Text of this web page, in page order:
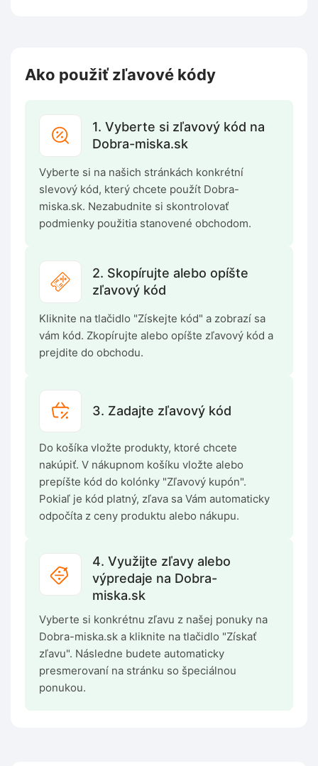
Ako použiť zľavové kódy
1. Vyberte si zľavový kód na
Dobra-miska.sk
Vyberte si na našich stránkách konkrétní
slevový kód, který chcete použít Dobra-
miska.sk. Nezabudnite si skontrolovať
podmienky použitia stanovené obchodom.
2. Skopírujte alebo opíšte
zľavový kód
Kliknite na tlačidlo "Získejte kód" a zobrazí sa
vám kód. Zkopírujte alebo opíšte zľavový kód a
prejdite do obchodu.
3. Zadajte zľavový kód
Do košíka vložte produkty, ktoré chcete
nakúpiť. V nákupnom košíku vložte alebo
prepíšte kód do kolónky "Zľavový kupón".
Pokiaľ je kód platný, zľava sa Vám automaticky
odpočíta z ceny produktu alebo nákupu.
4. Využijte zľavy alebo
výpredaje na Dobra-
miska.sk
Vyberte si konkrétnu zľavu z našej ponuky na
Dobra-miska.sk a kliknite na tlačidlo "Získať
zľavu". Následne budete automaticky
presmerovaní na stránku so špeciálnou
ponukou.